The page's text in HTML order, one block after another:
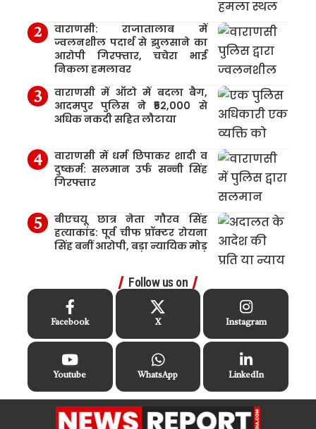
वाराणसी: राजातालाब में
ज्वलनशील पदार्थ से झुलसाने का
आरोपी गिरफ्तार, चचेरा भाई
निकला हमलावर
वाराणसी में ऑटो में बदला बैग,
आदमपुर पुलिस ने ₹52,000 से
अधिक नकदी सहित लौटाया
वाराणसी में धर्म छिपाकर शादी व
दुष्कर्म: सलमान उर्फ सन्नी सिंह
गिरफ्तार
बीएचयू छात्र नेता गौरव सिंह
हत्याकांड: पूर्व चीफ प्रॉक्टर रोयना
सिंह बनीं आरोपी, बड़ा न्यायिक मोड़
Follow us on
Facebook X Instagram
Youtube WhatsApp LinkedIn